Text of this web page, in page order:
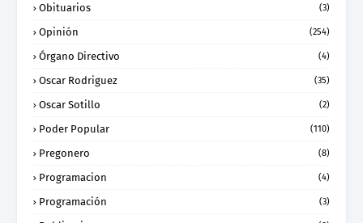
Obituarios (3)
Opinión (254)
Órgano Directivo (4)
Oscar Rodriguez (35)
Oscar Sotillo (2)
Poder Popular (110)
Pregonero (8)
Programacion (4)
Programación (3)